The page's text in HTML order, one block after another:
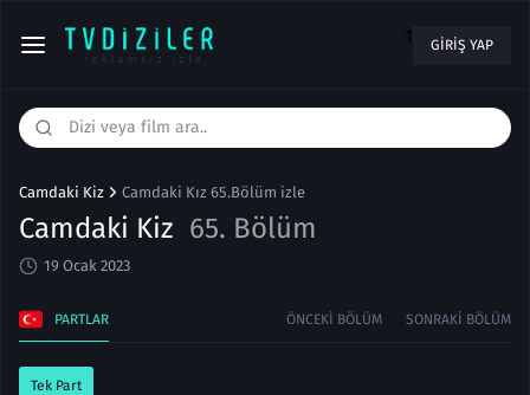
1 GIRIŞ YAP
Camdaki Kiz Camdaki Kız 65.Bölüm izle
Camdaki Kiz 65. Bölüm
19 Ocak 2023
PARTLAR ÖNCEKI BÖLÜM SONRAKI BÖLÜM
Tek Part